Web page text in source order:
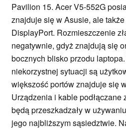
Pavilion 15. Acer V5-552G
znajduje się w Asusie, ale
DisplayPort. Rozmieszczenie
negatywnie, gdyż znajdują się
bocznych blisko przodu
niekorzystnej sytuacji są
większość portów znajduje się
Urządzenia i kable podłączane
będą przeszkadzały w
jego najbliższym sąsiedztwie.